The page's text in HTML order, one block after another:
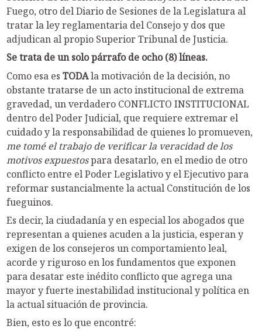
Fuego, otro del Diario de Sesiones de la Legislatura al
tratar la ley reglamentaria del Consejo y dos que
adjudican al propio Superior Tribunal de Justicia.
Se trata de un solo párrafo de ocho (8) líneas.
Como esa es TODAla motivación de la decisión, no
obstante tratarse de un acto institucional de extrema
gravedad, un verdadero CONFLICTO INSTITUCIONAL
dentro del Poder Judicial, que requiere extremar el
cuidado y la responsabilidad de quienes lo promueven,
me tomé el trabajo de verificar la veracidad de los
motivos expuestospara desatarlo, en el medio de otro
conflicto entre el Poder Legislativo y el Ejecutivo para
reformar sustancialmente la actual Constitución de los
fueguinos.
Es decir, la ciudadanía y en especial los abogados que
representan a quienes acuden a la justicia, esperan y
exigen de los consejeros un comportamiento leal,
acorde y riguroso en los fundamentos que exponen
para desatar este inédito conflicto que agrega una
mayor y fuerte inestabilidad institucional y política en
la actual situación de provincia.
Bien, esto es lo que encontré: